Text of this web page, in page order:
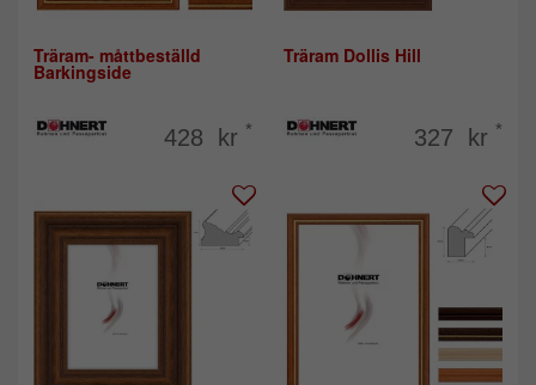
Träram- måttbeställd
Barkingside
428 kr *
Träram Dollis Hill
327 kr *